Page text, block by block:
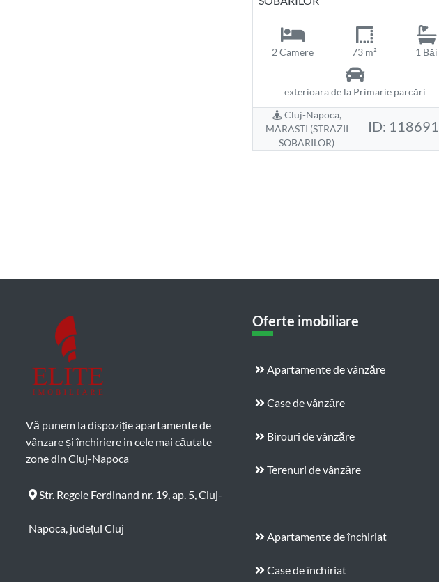
2 Camere 73 m² 1 Băi
exterioara de la Primarie parcări
Cluj-Napoca,
MARASTI (STRAZII
SOBARILOR)
ID: 118691
Vă punem la dispoziție apartamente de
vânzare și închiriere in cele mai căutate
zone din Cluj-Napoca
Str. Regele Ferdinand nr. 19, ap. 5, Cluj-
Napoca, județul Cluj
Oferte imobiliare
Apartamente de vânzăre
Case de vânzăre
Birouri de vânzăre
Terenuri de vânzăre
Apartamente de închiriat
Case de închiriat